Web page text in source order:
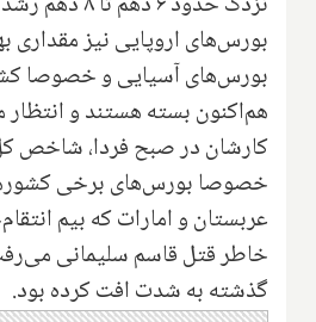
بورس‌های اروپایی نیز مقداری
بورس‌های آسیایی و خصوصا
هم‌اکنون بسته هستند و انتظار
کارشان در صبح فردا، شاخص کل
خصوصا بورس‌های برخی
عربستان و امارات که بیم
خاطر قتل قاسم سلیمانی
گذشته به شدت افت کرده بود.